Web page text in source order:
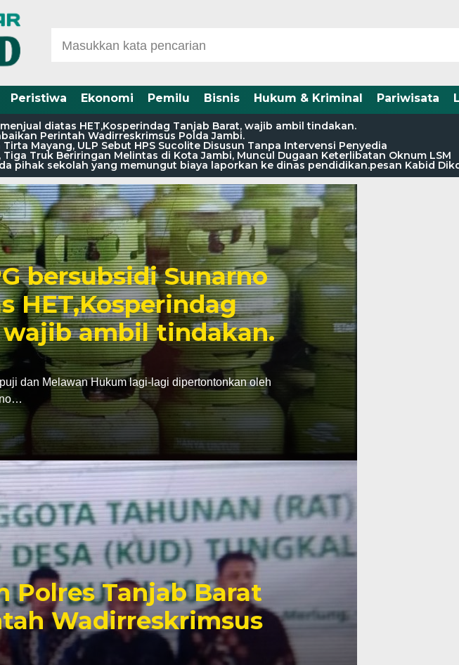
Peristiwa Ekonomi Pemilu Bisnis Hukum & Kriminal Pariwisata
diatas HET,Kosperindag Tanjab Barat, wajib ambil tindakan.
Perintah Wadirreskrimsus Polda Jambi.
Mayang, ULP Sebut HPS Sucolite Disusun Tanpa Intervensi Penyedia
Truk Beriringan Melintas di Kota Jambi, Muncul Dugaan Keterlibatan Oknum LSM
pihak sekolah yang memungut biaya laporkan ke dinas pendidikan.pesan Kabid
bersubsidi Sunarno
HET,Kosperindag
wajib ambil tindakan.
dan Melawan Hukum lagi-lagi dipertontonkan oleh
Polres Tanjab Barat
Wadirreskrimsus